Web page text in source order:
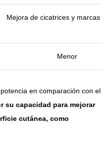
Mejora de cicatrices y marcas de
Menor
en comparación con el
su capacidad para mejorar
cutánea, como